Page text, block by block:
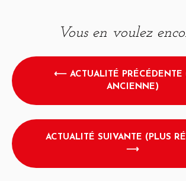
Vous en voulez
⟵ ACTUALITÉ PRÉCÉDENTE
ANCIENNE)
ACTUALITÉ SUIVANTE (PLUS
⟶